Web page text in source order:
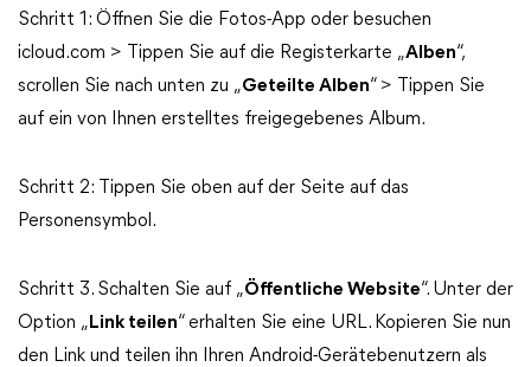
Schritt 1: Öffnen Sie die Fotos-App oder besuchen
icloud.com > Tippen Sie auf die Registerkarte „Alben“,
scrollen Sie nach unten zu „Geteilte Alben“ > Tippen Sie
auf ein von Ihnen erstelltes freigegebenes Album.
Schritt 2: Tippen Sie oben auf der Seite auf das
Personensymbol.
Schritt 3. Schalten Sie auf „Öffentliche Website“. Unter der
Option „ Link teilen“ erhalten Sie eine URL. Kopieren Sie nun
den Link und teilen ihn Ihren Android-Gerätebenutzern als